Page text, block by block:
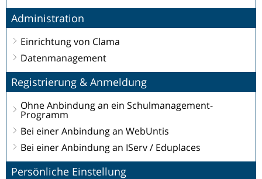
Administration
Einrichtung von Clama
Datenmanagement
Registrierung & Anmeldung
Ohne Anbindung an ein Schulmanagement-
Programm
Bei einer Anbindung an WebUntis
Bei einer Anbindung an IServ / Eduplaces
Persönliche Einstellung